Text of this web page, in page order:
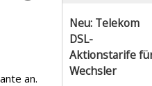
an.
Neu: Telekom
DSL-
Aktionstarife
Wechsler